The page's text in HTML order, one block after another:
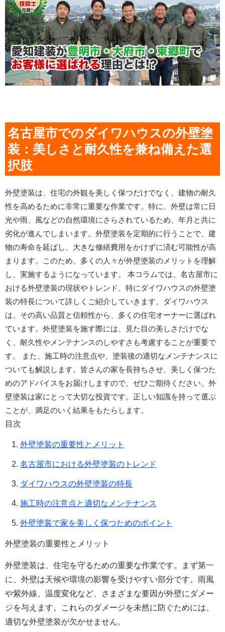
名古屋市でのダイワハウスの外壁塗
装：美しさと耐久性を兼ね備えた選
択肢
外壁塗装は、住宅の外観を美しく保つだけでなく、建物の耐久
性を高めるために非常に重要な作業です。特に、外壁は常に日
光や雨、風などの自然環境にさらされているため、年月と共に
劣化が進んでしまいます。外壁塗装を定期的に行うことで、建
物の寿命を延ばし、大きな修繕費用をかけずに済む可能性が高
まります。このため、多くの人々が外壁塗装のメリットを理解
し、実施するようになっています。 本コラムでは、名古屋市に
おける外壁塗装の現状やトレンド、特にダイワハウスの外壁塗
装の特長について詳しくご紹介していきます。ダイワハウス
は、その高い品質と信頼性から、多くの住宅オーナーに選ばれ
ています。外壁塗装を施す際には、見た目の美しさだけでな
く、耐久性やメンテナンスのしやすさも考慮することが重要で
す。 また、施工時の注意点や、塗装後の適切なメンテナンスに
ついても解説します。皆さんの家を長持ちさせ、美しく保つた
めのアドバイスをお届けしますので、ぜひご期待ください。外
壁塗装は家にとって大切な投資です。正しい知識を持って選ぶ
ことが、満足のいく結果をもたらします。
目次
外壁塗装の重要性とメリット
名古屋市における外壁塗装のトレンド
ダイワハウスの外壁塗装の特長
施工時の注意点と適切なメンテナンス
外壁塗装で家を美しく保つためのポイント
外壁塗装の重要性とメリット
外壁塗装は、住宅を守るための重要な作業です。まず第一
に、外壁は天候や環境の影響を受けやすい部分です。雨風
や紫外線、温度変化など、さまざまな要因が外壁にダメー
ジを与えます。これらのダメージを未然に防ぐためには、
適切な外壁塗装が欠かせません。